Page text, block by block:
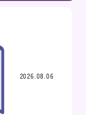
2026.08.06